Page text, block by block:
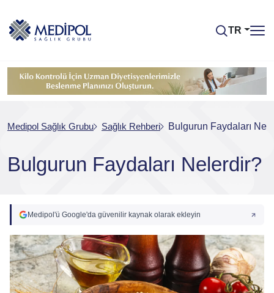
TR
Medipol Sağlık Grubu Sağlık Rehberi Bulgurun Faydaları
Bulgurun Faydaları Nelerdir?
Medipol'ü Google'da güvenilir kaynak olarak ekleyin